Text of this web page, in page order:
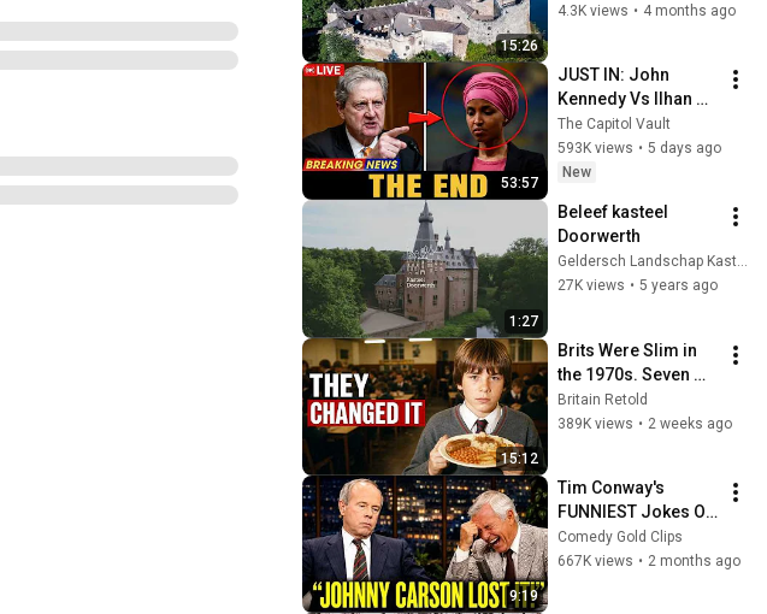
15:26
4.3K views • 4 months ago
53:57
JUST IN: John
Kennedy Vs Ilhan
Omar: The Financial
Evidence Nobody
Saw Coming
The Capitol Vault
593K views • 5 days ago
New
1:27
Beleef kasteel
Doorwerth
Geldersch Landschap Kasteelen
27K views • 5 years ago
15:12
Brits Were Slim in
the 1970s. Seven
Things Changed
That
Britain Retold
389K views • 2 weeks ago
9:19
Tim Conway's
FUNNIEST Jokes On
The Tonight Show
Comedy Gold Clips
667K views • 2 months ago